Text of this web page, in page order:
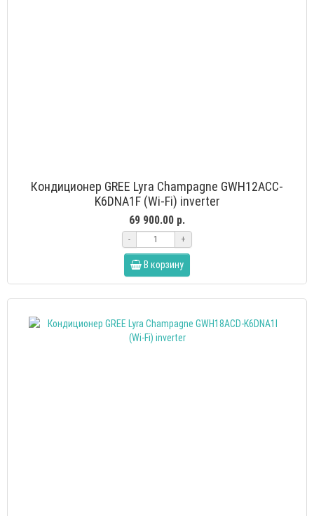
Кондиционер GREE Lyra Champagne GWH12ACC-
K6DNA1F (Wi-Fi) inverter
69 900.00 р.
- +
В корзину